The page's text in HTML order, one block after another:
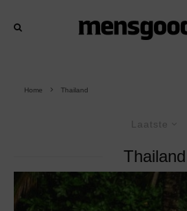
Home Thailand
Laatste
Thailand